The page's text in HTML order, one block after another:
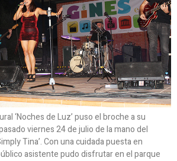
‘Noches de Luz’ puso el broche a su
viernes 24 de julio de la mano del
Tina’. Con una cuidada puesta en
asistente pudo disfrutar en el parque